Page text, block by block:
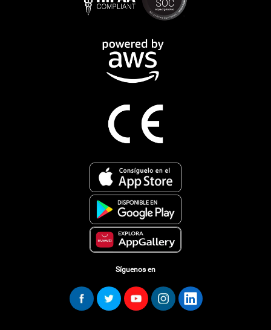
Síguenos en